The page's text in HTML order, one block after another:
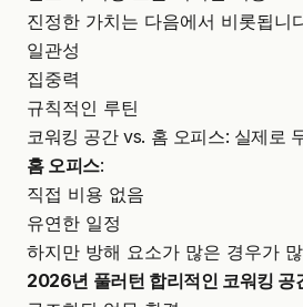
진정한 가치는 다음에서 비롯됩니
일관성
집중력
규칙적인 루틴
코워킹 공간 vs. 홈 오피스: 실제로
홈 오피스:
직접 비용 없음
유연한 일정
하지만 방해 요소가 많은 경우가
2026년 풀러턴 합리적인 코워킹 공